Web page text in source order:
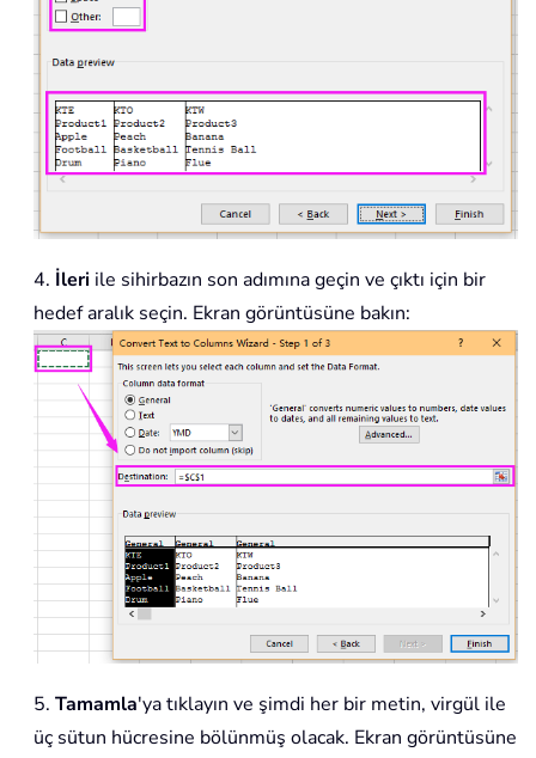
4. İleri ile sihirbazın son adımına geçin ve çıktı için bir
hedef aralık seçin. Ekran görüntüsüne bakın:
5. Tamamla'ya tıklayın ve şimdi her bir metin, virgül ile
üç sütun hücresine bölünmüş olacak. Ekran görüntüsüne